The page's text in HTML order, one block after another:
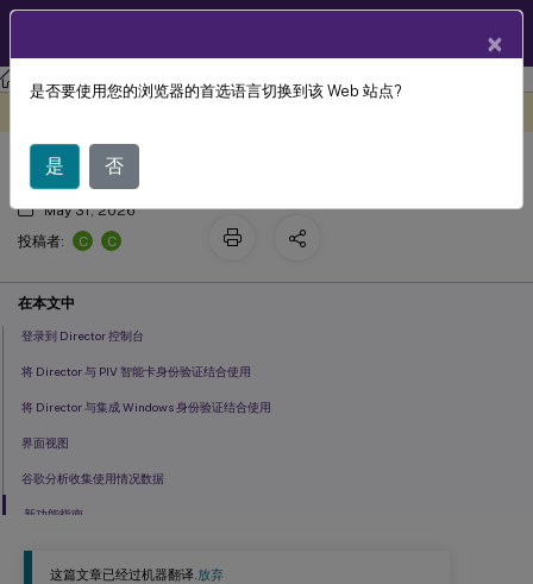
Citrix Virtual Apps and Desktops 7 2203 LTSR Director
这篇文章已经过机器翻译.放弃
导览器
May 31, 2026
投稿者:
C C
在本文中
登录到 Director 控制台
将 Director 与 PIV 智能卡身份验证结合使用
将 Director 与集成 Windows 身份验证结合使用
界面视图
谷歌分析收集使用情况数据
新功能指南
×
是否要使用您的浏览器的首选语言切换到该 Web 站点?
是 否